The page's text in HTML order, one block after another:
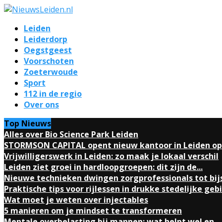
Leiden
Leiderdorp
Oegstgeest
Voorschoten
Zoeterwoude
Sport
112 in de regio
Over ons
Top Nieuws
Alles over Bio Science Park Leiden
STORMSON CAPITAL opent nieuw kantoor in Leiden
Vrijwilligerswerk in Leiden: zo maak je lokaal verschil
Leiden ziet groei in hardloopgroepen: dit zijn de...
Nieuwe technieken dwingen zorgprofessionals tot
Praktische tips voor rijlessen in drukke stedelijke
Wat moet je weten over injectables
5 manieren om je mindset te transformeren